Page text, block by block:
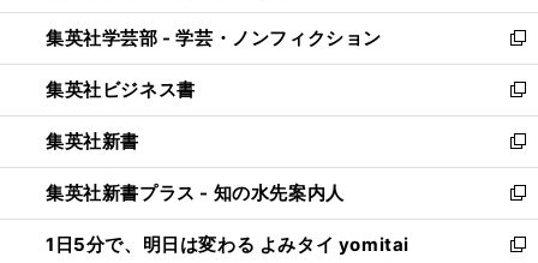
開
く
ウ
で
開
く
ン
ド
ウ
で
開
く
ウ
ィ
ン
ド
ウ
で
開
く
集英社学芸部 - 学芸・ノンフィクション
新
し
い
ウ
ィ
ン
ド
ウ
で
集英社ビジネス書
新
し
い
ウ
ィ
ン
ド
集英社新書
新
し
い
ウ
ィ
集英社新書プラス - 知の水先案内人
新
し
い
1日5分で、明日は変わる よみタイ yomitai
新